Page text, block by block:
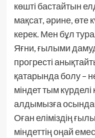
көшті бастайтын
мақсат, әрине, өте
керек. Мен бұл
Яғни, ғылыми
прогресті
қатарында болу –
міндет тым күрделі
алдымызға
Оған еліміздің
міндеттің оңай